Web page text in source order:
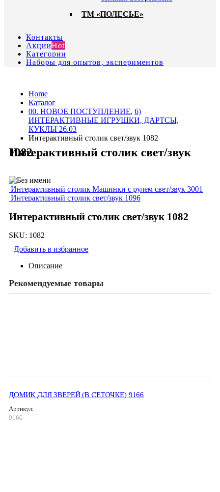
ТМ «ПОЛЕСЬЕ»
Контакты
АкцииHot
Категории
Наборы для опытов, экспериментов
Home
Каталог
00. HОВОЕ ПОСТУПЛЕНИЕ, 6)
ИНТЕРАКТИВНЫЕ ИГРУШКИ, ДАРТСЫ,
КУКЛЫ 26.03
Интерактивный столик свет/звук 1082
Интерактивный столик свет/звук 1082
Интерактивный столик Машинки с рулем свет/звук 3001
Интерактивный столик свет/звук 1096
Интерактивный столик свет/звук 1082
SKU: 1082
Добавить в избранное
Описание
Рекомендуемые товары
ДОМИК ДЛЯ ЗВЕРЕЙ (В СЕТОЧКЕ) 9166
Артикул:
9166